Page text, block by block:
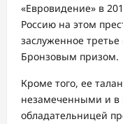
«Евровидение» в
Россию на этом
заслуженное
Бронзовым призом.
Кроме того, ее
незамеченными и в
обладательницей